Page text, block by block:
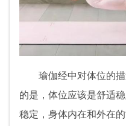
瑜伽经中对体位的
的是，体位应该是舒适
稳定，身体内在和外在